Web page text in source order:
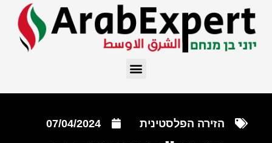
הזירה הפלסטינית 07/04/2024